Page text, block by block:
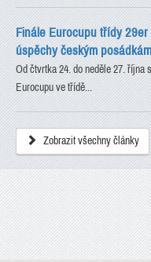
Finále Eurocupu třídy
úspěchy českým posádkám
Od čtvrtka 24. do neděle 27. října
Eurocupu ve třídě...
Zobrazit všechny články